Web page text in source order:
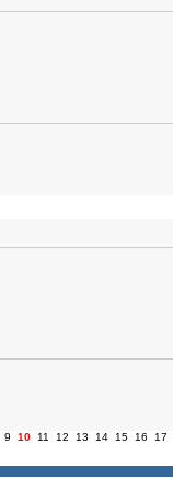
9 10 11 12 13 14 15 16 17